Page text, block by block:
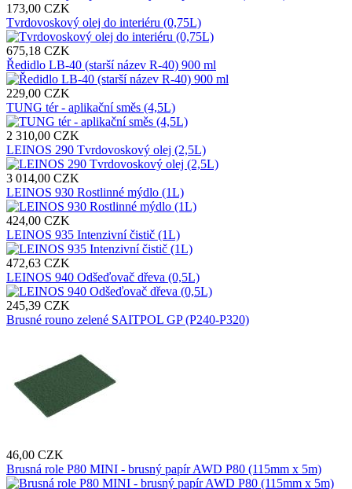
173,00 CZK
Tvrdovoskový olej do interiéru (0,75L)
675,18 CZK
Ředidlo LB-40 (starší název R-40) 900 ml
229,00 CZK
TUNG tér - aplikační směs (4,5L)
2 310,00 CZK
LEINOS 290 Tvrdovoskový olej (2,5L)
3 014,00 CZK
LEINOS 930 Rostlinné mýdlo (1L)
424,00 CZK
LEINOS 935 Intenzivní čistič (1L)
472,63 CZK
LEINOS 940 Odšeďovač dřeva (0,5L)
245,39 CZK
Brusné rouno zelené SAITPOL GP (P240-P320)
46,00 CZK
Brusná role P80 MINI - brusný papír AWD P80 (115mm x 5m)